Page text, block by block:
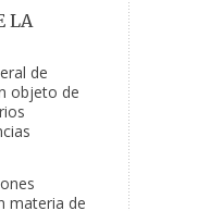
LA
de
objeto de
materia de